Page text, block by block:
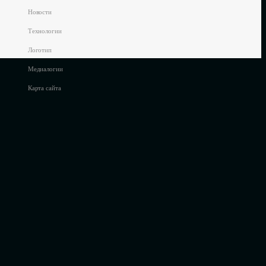
Новости
Технологии
Логотип
Медиалогии
Карта сайта